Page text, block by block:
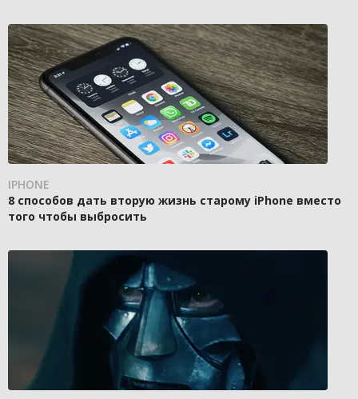
IPHONE
8 способов дать вторую жизнь старому iPhone вместо
того чтобы выбросить